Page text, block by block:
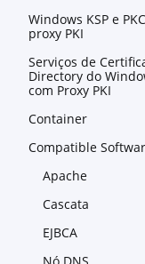
Windows KSP e
proxy PKI
Serviços de
Directory do
com Proxy PKI
Container
Compatible
Apache
Cascata
EJBCA